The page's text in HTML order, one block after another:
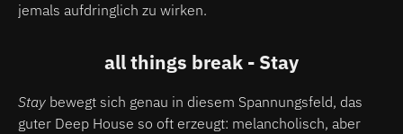
jemals aufdringlich zu wirken.
all things break - Stay
Stay bewegt sich genau in diesem Spannungsfeld, das
guter Deep House so oft erzeugt: melancholisch, aber